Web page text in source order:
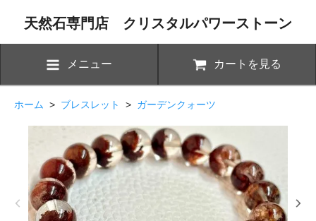
天然石専門店 クリスタルパワーストーン
メニュー カートを見る
ホーム > ブレスレット > ガーデンクォーツ